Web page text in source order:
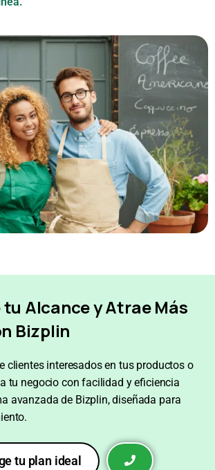
tu Alcance y Atrae Más
Bizplin
clientes interesados en tus productos o
tu negocio con facilidad y eficiencia
avanzada de Bizplin, diseñada para
tu plan ideal